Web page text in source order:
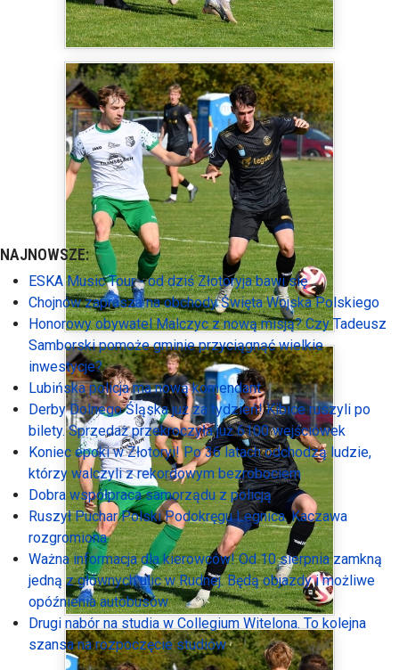
NAJNOWSZE:
ESKA Music Tour - od dziś Złotoryja bawi się
Chojnów zaprasza na obchody Święta Wojska Polskiego
Honorowy obywatel Malczyc z nową misją? Czy Tadeusz
Samborski pomoże gminie przyciągnąć wielkie
inwestycje?
Lubińska policja ma nową komendant
Derby Dolnego Śląska już za tydzień! Kibice ruszyli po
bilety. Sprzedaż przekroczyła już 6100 wejściówek
Koniec epoki w Złotoryi! Po 36 latach odchodzą ludzie,
którzy walczyli z rekordowym bezrobociem
Dobra współpraca samorządu z policją
Ruszył Puchar Polski Podokręgu Legnica. Kaczawa
rozgromiona
Ważna informacja dla kierowców! Od 10 sierpnia zamkną
jedną z głównych ulic w Rudnej. Będą objazdy i możliwe
opóźnienia autobusów
Drugi nabór na studia w Collegium Witelona. To kolejna
szansa na rozpoczęcie studiów